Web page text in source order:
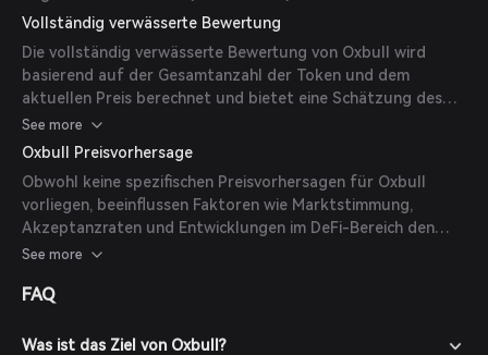
Vollständig verwässerte Bewertung
Die vollständig verwässerte Bewertung von Oxbull wird
basierend auf der Gesamtanzahl der Token und dem
aktuellen Preis berechnet und bietet eine Schätzung des
Gesamtwertes des Projekts, wenn alle Token im Umlauf
wären.
See more
Oxbull Preisvorhersage
Obwohl keine spezifischen Preisvorhersagen für Oxbull
vorliegen, beeinflussen Faktoren wie Marktstimmung,
Akzeptanzraten und Entwicklungen im DeFi-Bereich den
Preis. Investoren sollten gründliche Recherchen durchführen
Oxbull berücksichtigen.
See more
FAQ
Was ist das Ziel von Oxbull?